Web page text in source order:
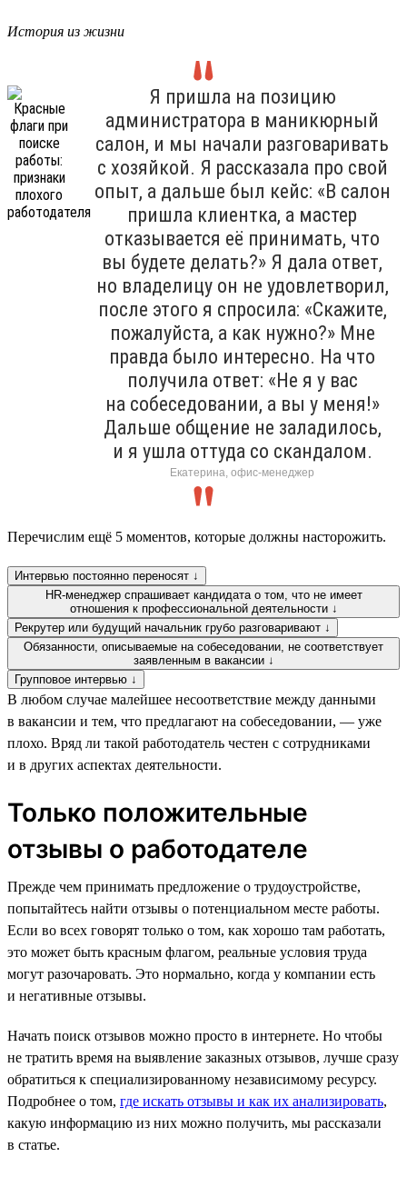
История из жизни
Я пришла на позицию
администратора в маникюрный
салон, и мы начали разговаривать
с хозяйкой. Я рассказала про свой
опыт, а дальше был кейс: «В салон
пришла клиентка, а мастер
отказывается её принимать, что
вы будете делать?» Я дала ответ,
но владелицу он не удовлетворил,
после этого я спросила: «Скажите,
пожалуйста, а как нужно?» Мне
правда было интересно. На что
получила ответ: «Не я у вас
на собеседовании, а вы у меня!»
Дальше общение не заладилось,
и я ушла оттуда со скандалом.
Екатерина, офис-менеджер
Перечислим ещё 5 моментов, которые должны насторожить.
Интервью постоянно переносят ↓
HR-менеджер спрашивает кандидата о том, что не имеет
отношения к профессиональной деятельности ↓
Рекрутер или будущий начальник грубо разговаривают ↓
Обязанности, описываемые на собеседовании, не соответствует
заявленным в вакансии ↓
Групповое интервью ↓
В любом случае малейшее несоответствие между данными
в вакансии и тем, что предлагают на собеседовании, — уже
плохо. Вряд ли такой работодатель честен с сотрудниками
и в других аспектах деятельности.
Только положительные
отзывы о работодателе
Прежде чем принимать предложение о трудоустройстве,
попытайтесь найти отзывы о потенциальном месте работы.
Если во всех говорят только о том, как хорошо там работать,
это может быть красным флагом, реальные условия труда
могут разочаровать. Это нормально, когда у компании есть
и негативные отзывы.
Начать поиск отзывов можно просто в интернете. Но чтобы
не тратить время на выявление заказных отзывов, лучше сразу
обратиться к специализированному независимому ресурсу.
Подробнее о том, где искать отзывы и как их анализировать,
какую информацию из них можно получить, мы рассказали
в статье.